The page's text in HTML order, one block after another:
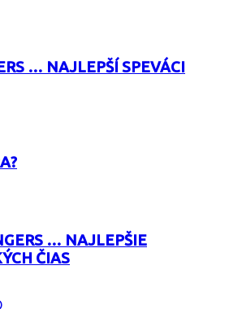
… NAJLEPŠÍ SPEVÁCI
… NAJLEPŠIE
ČIAS